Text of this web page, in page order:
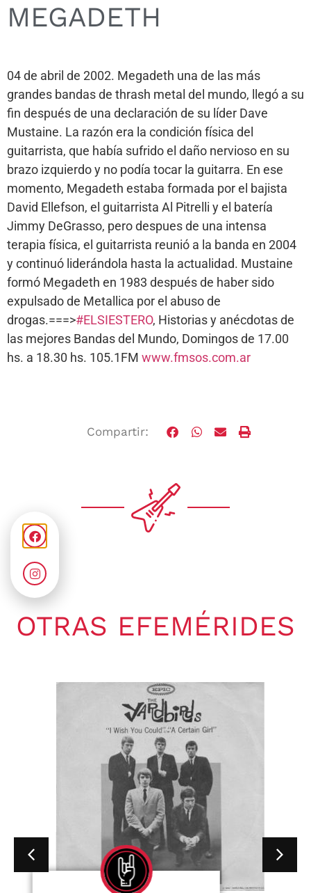
MEGADETH
04 de abril de 2002. Megadeth una de las más
grandes bandas de thrash metal del mundo, llegó a su
fin después de una declaración de su líder Dave
Mustaine. La razón era la condición física del
guitarrista, que había sufrido el daño nervioso en su
brazo izquierdo y no podía tocar la guitarra. En ese
momento, Megadeth estaba formada por el bajista
David Ellefson, el guitarrista Al Pitrelli y el batería
Jimmy DeGrasso, pero despues de una intensa
terapia física, el guitarrista reunió a la banda en 2004
y continuó liderándola hasta la actualidad. Mustaine
formó Megadeth en 1983 después de haber sido
expulsado de Metallica por el abuso de
drogas.===>#ELSIESTERO, Historias y anécdotas de
las mejores Bandas del Mundo, Domingos de 17.00
hs. a 18.30 hs. 105.1FM www.fmsos.com.ar
Compartir:
OTRAS EFEMÉRIDES